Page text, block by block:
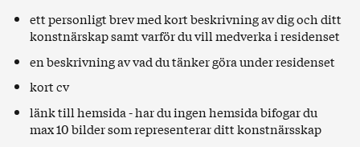
ett personligt brev med kort beskrivning av dig och ditt
konstnärskap samt varför du vill medverka i residenset
en beskrivning av vad du tänker göra under residenset
kort cv
länk till hemsida - har du ingen hemsida bifogar du
max 10 bilder som representerar ditt konstnärsskap